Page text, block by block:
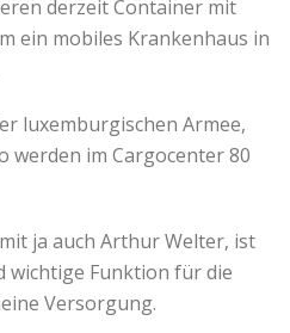
derzeit Container mit
ein mobiles Krankenhaus in
luxemburgischen Armee,
werden im Cargocenter 80
ja auch Arthur Welter, ist
wichtige Funktion für die
Versorgung.